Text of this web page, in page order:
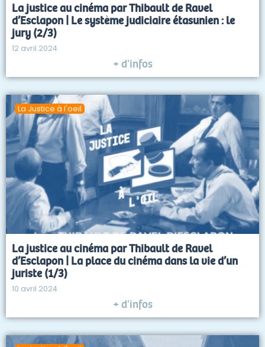
La justice au cinéma par Thibault de Ravel
d’Esclapon | Le système judiciaire étasunien : le
jury (2/3)
12 avril 2024
+ d'infos
La Justice à l'oeil
La justice au cinéma par Thibault de Ravel
d’Esclapon | La place du cinéma dans la vie d’un
juriste (1/3)
10 avril 2024
+ d'infos